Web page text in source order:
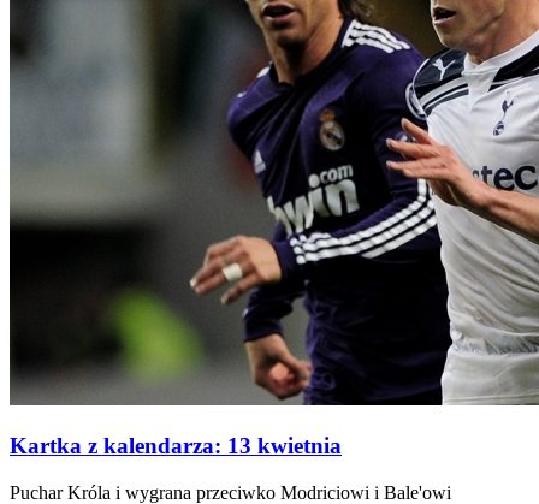
Kartka z kalendarza: 13 kwietnia
Puchar Króla i wygrana przeciwko Modriciowi i Bale'owi